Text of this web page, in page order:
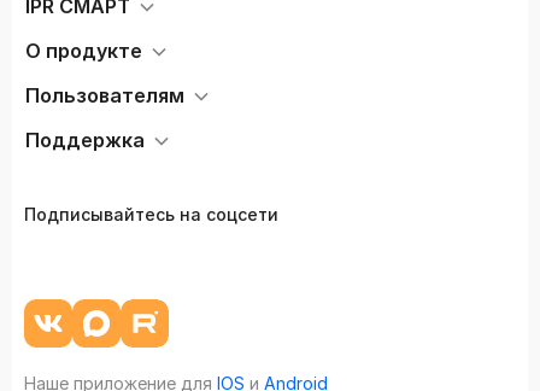
IPR СМАРТ
О продукте
Пользователям
Поддержка
Подписывайтесь на соцсети
Наше приложение для IOS и Android